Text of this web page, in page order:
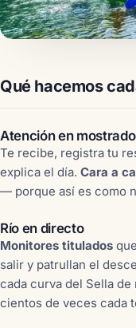
Qué hacemos
Atención en
Te recibe, registra tu
explica el día. Cara a
— porque así es como
Río en directo
Monitores titulados
salir y patrullan el
cada curva del Sella
cientos de veces cada